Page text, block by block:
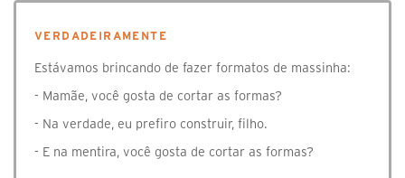
VERDADEIRAMENTE
Estávamos brincando de fazer formatos de massinha:
- Mamãe, você gosta de cortar as formas?
- Na verdade, eu prefiro construir, filho.
- E na mentira, você gosta de cortar as formas?